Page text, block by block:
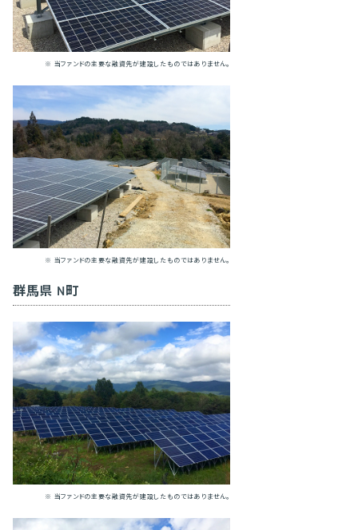
※ 当ファンドの主要な融資先が建設したものではありません。
※ 当ファンドの主要な融資先が建設したものではありません。
群馬県 N町
※ 当ファンドの主要な融資先が建設したものではありません。